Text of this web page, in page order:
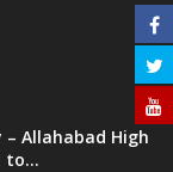
– Allahabad High
to...